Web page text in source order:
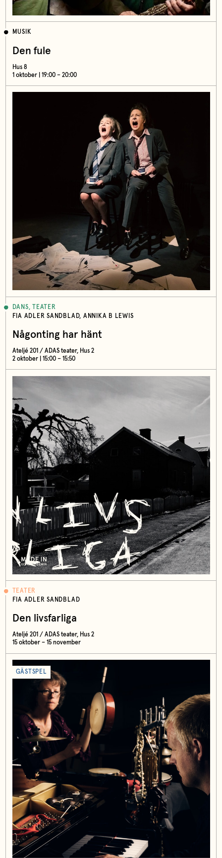
MUSIK
Den fule
Hus 8
1 oktober | 19:00 – 20:00
DANS, TEATER
FIA ADLER SANDBLAD, ANNIKA B LEWIS
Någonting har hänt
Ateljé 201 / ADAS teater, Hus 2
2 oktober | 15:00 – 15:50
TEATER
FIA ADLER SANDBLAD
Den livsfarliga
Ateljé 201 / ADAS teater, Hus 2
15 oktober – 15 november
GÄSTSPEL